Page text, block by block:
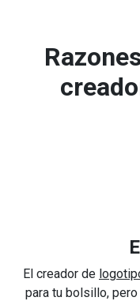
El creador de
para tu bolsillo,